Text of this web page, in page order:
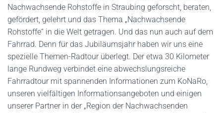
Nachwachsende Rohstoffe in Straubing geforscht, beraten,
gefördert, gelehrt und das Thema „Nachwachsende
Rohstoffe“ in die Welt getragen. Und das nun auch auf dem
Fahrrad. Denn für das Jubiläumsjahr haben wir uns eine
spezielle Themen-Radtour überlegt. Der etwa 30 Kilometer
lange Rundweg verbindet eine abwechslungsreiche
Fahrradtour mit spannenden Informationen zum KoNaRo,
unseren vielfältigen Informationsangeboten und einigen
unserer Partner in der „Region der Nachwachsenden